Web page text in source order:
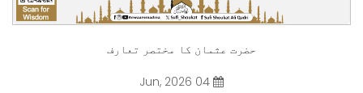
حضرت عثمان کا مختصر تعارف